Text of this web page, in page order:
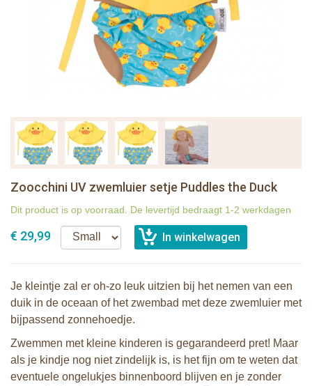
Zoocchini UV zwemluier setje Puddles the Duck
Dit product is op voorraad. De levertijd bedraagt 1-2 werkdagen
€ 29,99
Je kleintje zal er oh-zo leuk uitzien bij het nemen van een
duik in de oceaan of het zwembad met deze zwemluier met
bijpassend zonnehoedje.
Zwemmen met kleine kinderen is gegarandeerd pret! Maar
als je kindje nog niet zindelijk is, is het fijn om te weten dat
eventuele ongelukjes binnenboord blijven en je zonder